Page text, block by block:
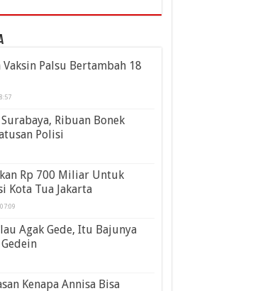
Vaksin Palsu Bertambah 18
Ribuan Bonek
Polisi
Rp 700 Miliar Untuk
Kota Tua Jakarta
Agak Gede, Itu Bajunya
Gedein
Kenapa Annisa Bisa